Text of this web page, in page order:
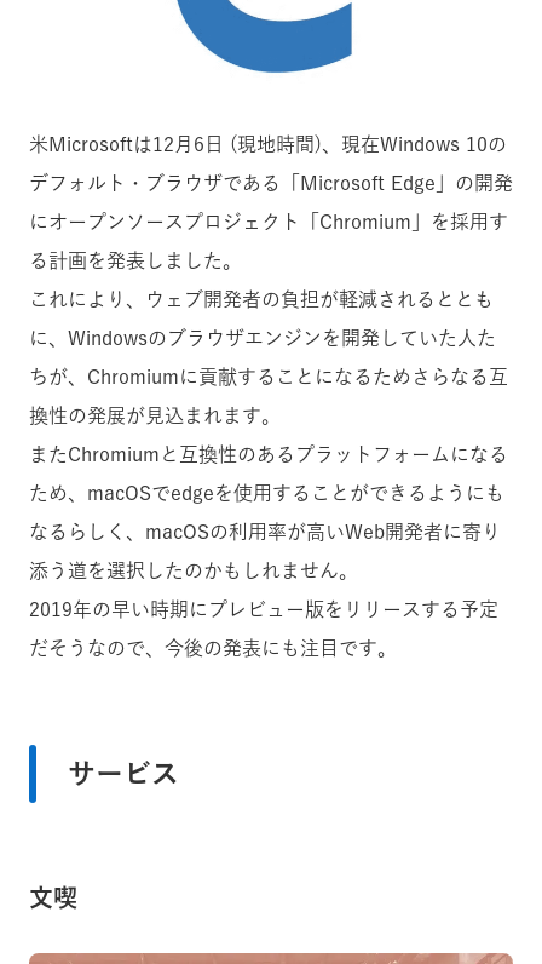
米Microsoftは12月6日 (現地時間)、現在Windows 10の
デフォルト・ブラウザである「Microsoft Edge」の開発
にオープンソースプロジェクト「Chromium」を採用す
る計画を発表しました。
これにより、ウェブ開発者の負担が軽減されるととも
に、Windowsのブラウザエンジンを開発していた人た
ちが、Chromiumに貢献することになるためさらなる 互
換性の発展が見込まれます。
またChromiumと互換性のあるプラットフォームになる
ため、macOSでedgeを使用することができるようにも
なるらしく、 macOSの利用率が高いWeb開発者に寄り
添う道を選択したのかもしれません。
2019年の早い時期にプレビュー版をリリースする予定
だそうなので、今後の発表にも注目です。
サービス
文喫